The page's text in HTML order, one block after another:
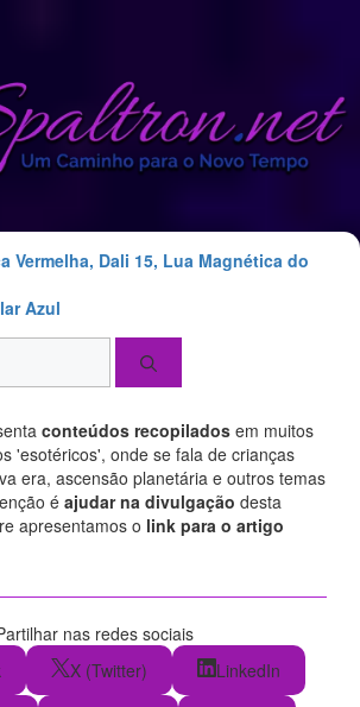
Vermelha, Dali 15, Lua Magnética do
Azul
conteúdos recopilados em muitos
'esotéricos', onde se fala de crianças
era, ascensão planetária e outros temas
é ajudar na divulgação desta
apresentamos o link para o artigo
nas redes sociais
X (Twitter) LinkedIn